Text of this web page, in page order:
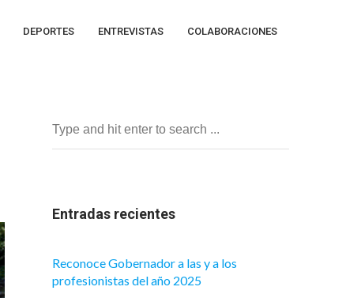
DEPORTES ENTREVISTAS COLABORACIONES
Entradas recientes
Reconoce Gobernador a las y a los
profesionistas del año 2025